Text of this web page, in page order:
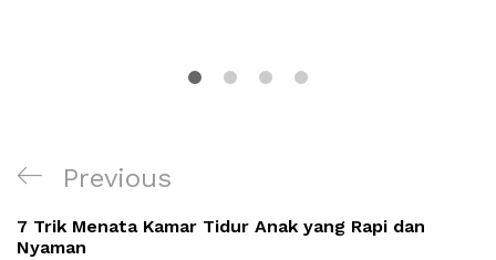
Navigasi
pos
Previous
Post
Previous
7 Trik Menata Kamar Tidur Anak yang Rapi dan
Nyaman